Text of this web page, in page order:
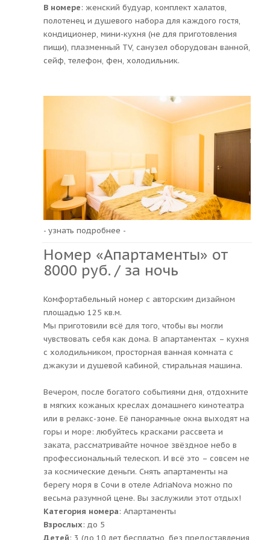
В номере: женский будуар, комплект халатов,
полотенец и душевого набора для каждого гостя,
кондиционер, мини-кухня (не для приготовления
пищи), плазменный TV, санузел оборудован ванной,
сейф, телефон, фен, холодильник.
- узнать подробнее -
Номер «Апартаменты» от
8000 руб. / за ночь
Комфортабельный номер с авторским дизайном
площадью 125 кв.м.
Мы приготовили всё для того, чтобы вы могли
чувствовать себя как дома. В апартаментах – кухня
с холодильником, просторная ванная комната с
джакузи и душевой кабиной, стиральная машина.
Вечером, после богатого событиями дня, отдохните
в мягких кожаных креслах домашнего кинотеатра
или в релакс-зоне. Её панорамные окна выходят на
горы и море: любуйтесь красками рассвета и
заката, рассматривайте ночное звёздное небо в
профессиональный телескоп. И всё это – совсем не
за космические деньги. Снять апартаменты на
берегу моря в Сочи в отеле AdriaNova можно по
весьма разумной цене. Вы заслужили этот отдых!
Категория номера: Апартаменты
Взрослых: до 5
Детей: 3 (до 10 лет бесплатно, без предоставления